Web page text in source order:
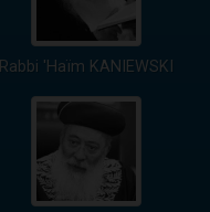
Rabbi 'Haïm KANIEWSKI